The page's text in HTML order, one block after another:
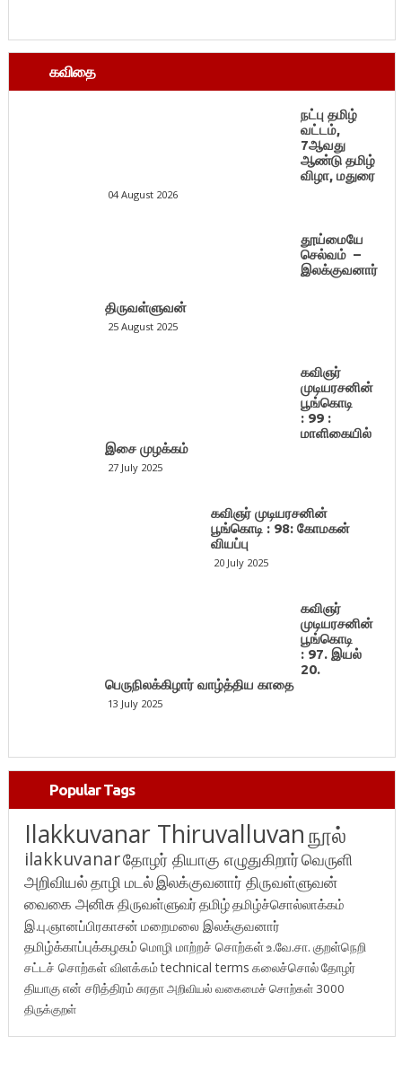
கவிதை
நட்பு தமிழ்
வட்டம்,
7ஆவது
ஆண்டு தமிழ்
விழா, மதுரை
04 August 2026
தூய்மையே
செல்வம் –
இலக்குவனார்
திருவள்ளுவன்
25 August 2025
கவிஞர்
முடியரசனின்
பூங்கொடி
: 99 :
மாளிகையில்
இசை முழக்கம்
27 July 2025
கவிஞர் முடியரசனின்
பூங்கொடி : 98: கோமகன்
வியப்பு
20 July 2025
கவிஞர்
முடியரசனின்
பூங்கொடி
: 97. இயல்
20.
பெருநிலக்கிழார் வாழ்த்திய காதை
13 July 2025
Popular Tags
Ilakkuvanar Thiruvalluvanநூல்
ilakkuvanarதோழர் தியாகு எழுதுகிறார்வெருளி
அறிவியல்தாழி மடல்இலக்குவனார் திருவள்ளுவன்
வைகை அனிசுதிருவள்ளுவர்தமிழ்தமிழ்ச்சொல்லாக்கம்
இ.பு.ஞானப்பிரகாசன் மறைமலை இலக்குவனார்
தமிழ்க்காப்புக்கழகம் மொழி மாற்றச் சொற்கள்உ.வே.சா. குறள்நெறி
சட்டச் சொற்கள் விளக்கம்technical terms கலைச்சொல்தோழர்
தியாகுஎன் சரித்திரம்சுரதாஅறிவியல் வகைமைச் சொற்கள் 3000
திருக்குறள்